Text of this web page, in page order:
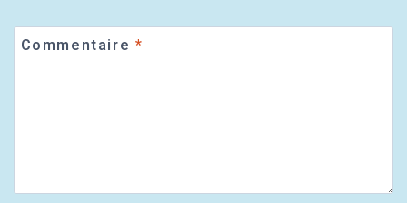
Commentaire *